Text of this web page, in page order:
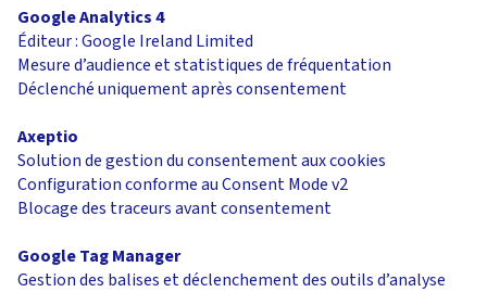
Google Analytics 4
Éditeur : Google Ireland Limited
Mesure d’audience et statistiques de fréquentation
Déclenché uniquement après consentement
Axeptio
Solution de gestion du consentement aux cookies
Configuration conforme au Consent Mode v2
Blocage des traceurs avant consentement
Google Tag Manager
Gestion des balises et déclenchement des outils d’analyse